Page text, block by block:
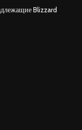
Blizzard